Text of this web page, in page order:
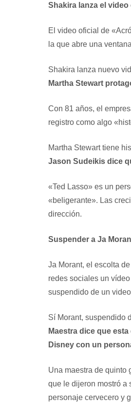
Shakira lanza el
El video oficial de
la que abre una ventana
Shakira lanza nuevo
Martha Stewart
Con 81 años, el
registro como algo
Martha Stewart tiene
Jason Sudeikis dice
«Ted Lasso» es un
«beligerante». Las
dirección.
Suspender a Ja
Ja Morant, el escolta
redes sociales un
suspendido de un
Sí Morant, suspendido
Maestra dice que
Disney con un
Una maestra de quinto
que le dijeron mostró a
personaje cervecero y